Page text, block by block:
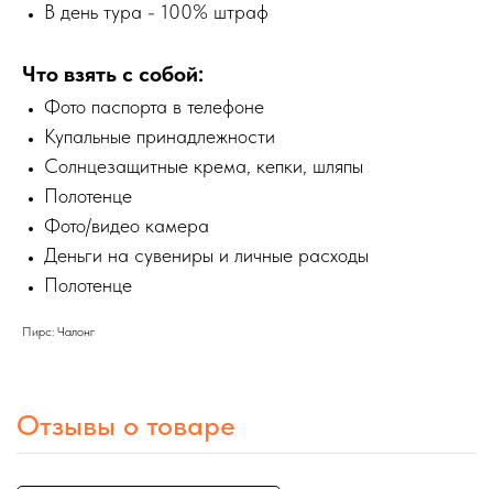
В день тура - 100% штраф
Что взять с собой:
Фото паспорта в телефоне
Купальные принадлежности
Солнцезащитные крема, кепки, шляпы
Полотенце
Фото/видео камера
Деньги на сувениры и личные расходы
Полотенце
Пирс: Чалонг
Отзывы о товаре